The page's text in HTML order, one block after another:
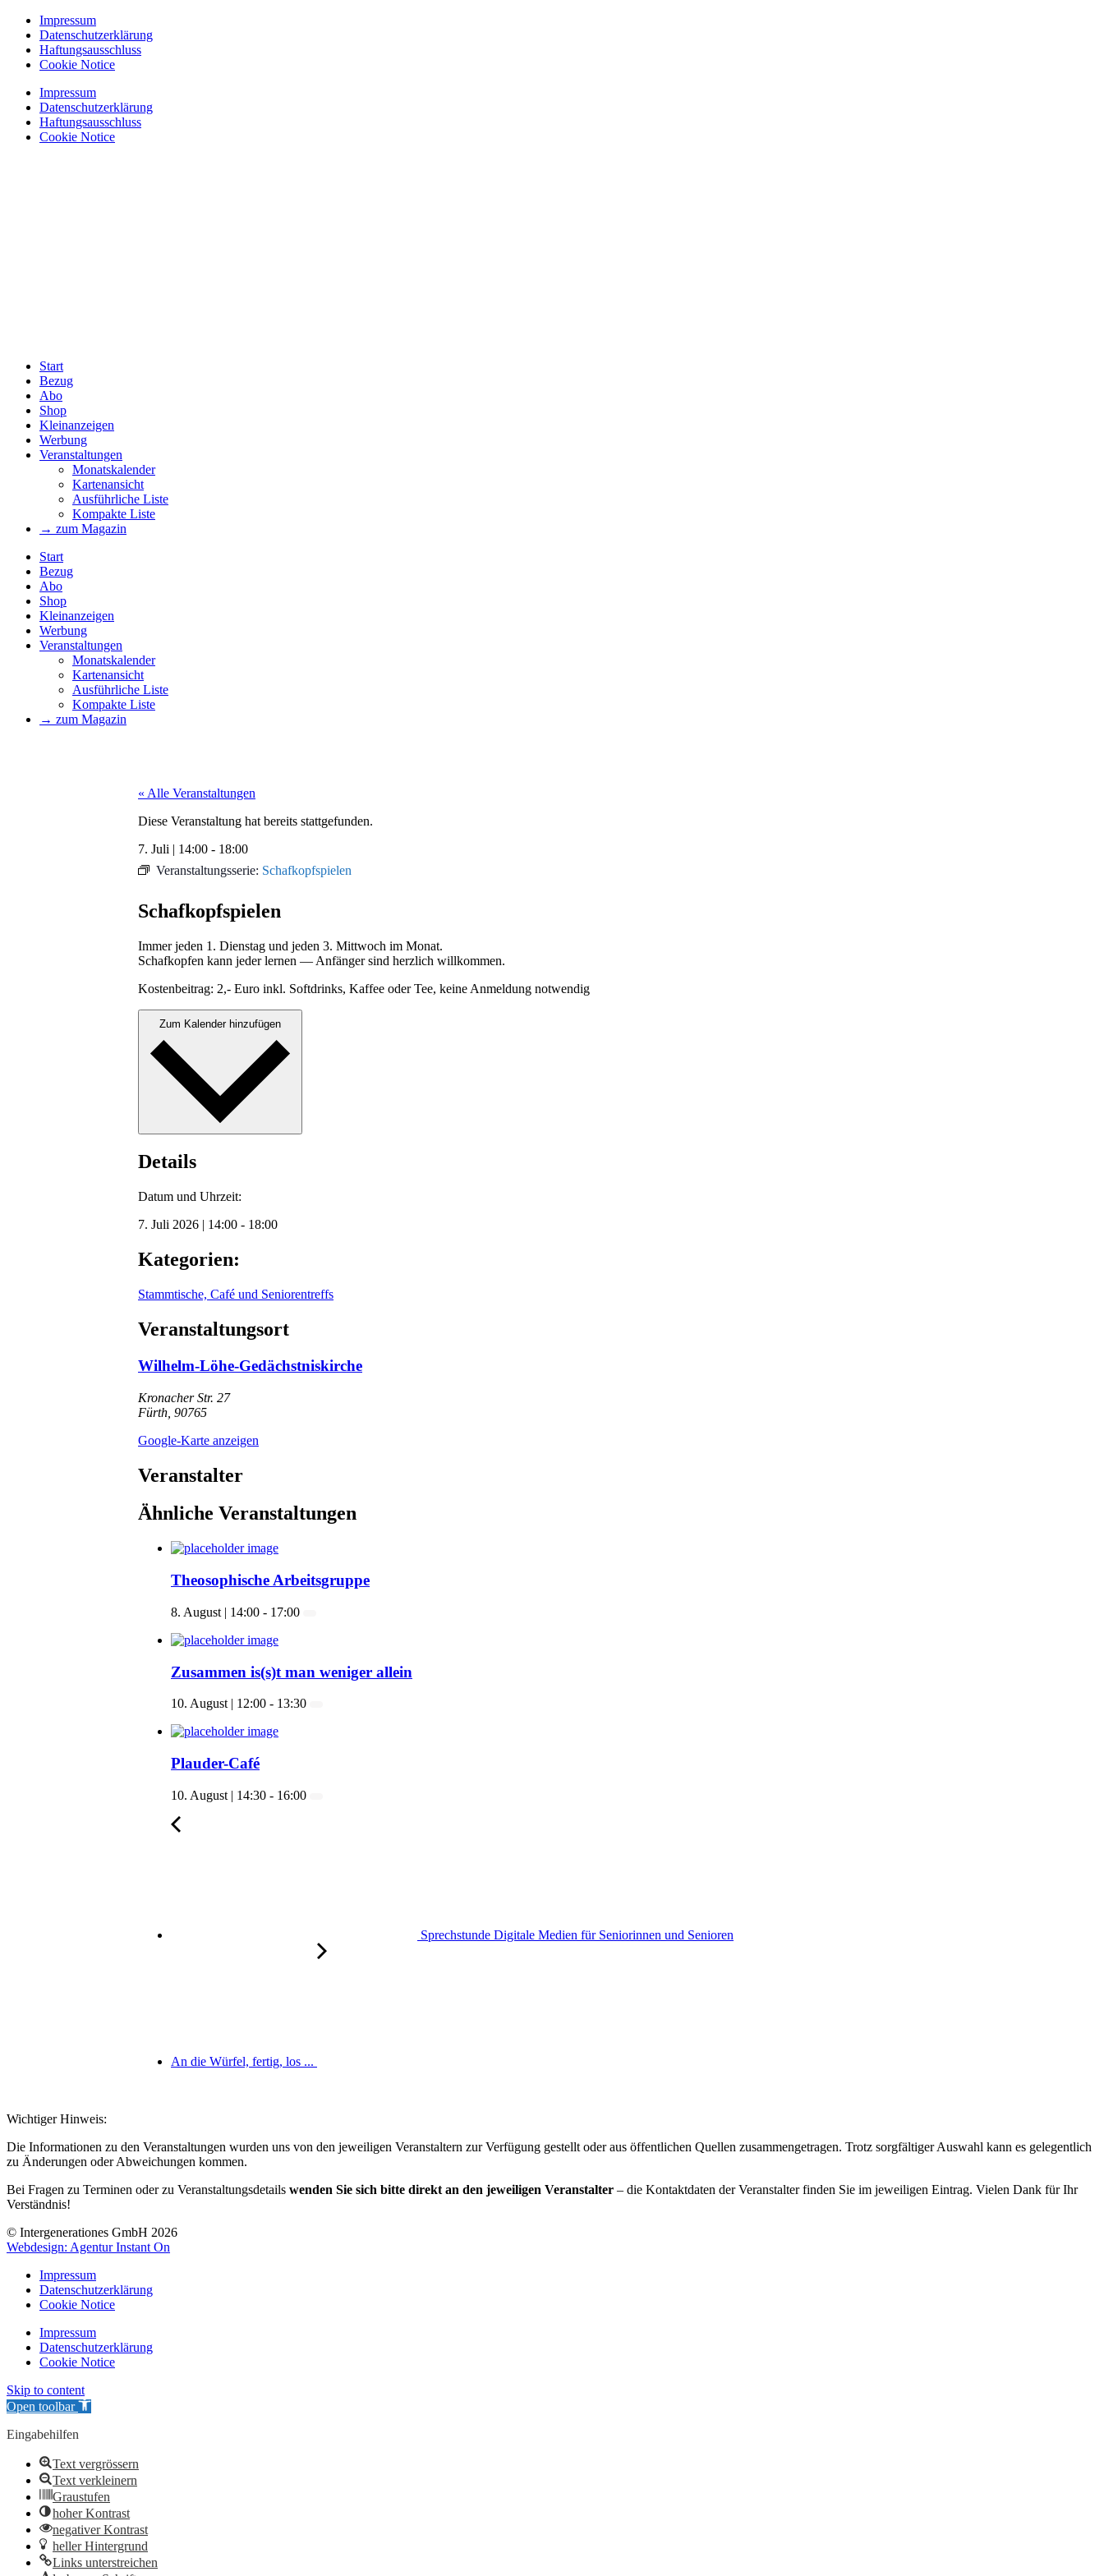
Zum
Inhalt
springen
Impressum
Datenschutzerklärung
Haftungsausschluss
Cookie Notice
Impressum
Datenschutzerklärung
Haftungsausschluss
Cookie Notice
Start
Bezug
Abo
Shop
Kleinanzeigen
Werbung
Veranstaltungen
Monatskalender
Kartenansicht
Ausführliche Liste
Kompakte Liste
→ zum Magazin
Start
Bezug
Abo
Shop
Kleinanzeigen
Werbung
Veranstaltungen
Monatskalender
Kartenansicht
Ausführliche Liste
Kompakte Liste
→ zum Magazin
« Alle Veranstaltungen
Diese Veranstaltung hat bereits stattgefunden.
7. Juli | 14:00 - 18:00
Veranstaltungsserie: Schafkopfspielen
Schafkopfspielen
Immer jeden 1. Dien­stag und jeden 3. Mittwoch im Monat.
Schafkopfen kann jed­er ler­nen — Anfänger sind her­zlich willkom­men.
Kosten­beitrag: 2,- Euro inkl. Soft­drinks, Kaf­fee oder Tee, keine Anmel­dung notwendig
Details
Datum und Uhrzeit:
7. Juli 2026 | 14:00 - 18:00
Kategorien:
Stammtische, Café und Seniorentreffs
Veranstaltungsort
Wilhelm-Löhe-Gedächstniskirche
Kronacher Str. 27
Fürth 90765
Google-Karte anzeigen
Veranstalter
Ähnliche Veranstaltungen
Theosophische Arbeitsgruppe
8. August | 14:00 - 17:00
Zusammen is(s)t man weniger allein
10. August | 12:00 - 13:30
Plauder-Café
10. August | 14:30 - 16:00
Sprechstunde Digitale Medien für Seniorinnen und Senioren
An die Würfel, fertig, los ...
Wichtiger Hinweis:
Die Informationen zu den Veranstaltungen wurden uns von den jeweiligen Veranstaltern zur Verfügung gestellt oder aus öffentlichen Quellen zusammengetragen. Trotz sorgfältiger Auswahl kann es gelegentlich
zu Änderungen oder Abweichungen kommen.
Bei Fragen zu Terminen oder zu Veranstaltungsdetails wenden Sie sich bitte direkt an den jeweiligen Veranstalter – die Kontaktdaten der Veranstalter finden Sie im jeweiligen Eintrag. Vielen Dank für Ihr
Verständnis!
© Intergenerationes GmbH 2026
Webdesign: Agentur Instant On
Impressum
Datenschutzerklärung
Cookie Notice
Impressum
Datenschutzerklärung
Cookie Notice
Skip to content
Open toolbar
Eingabehilfen
Text vergrössern
Text verkleinern
Graustufen
hoher Kontrast
negativer Kontrast
heller Hintergrund
Links unterstreichen